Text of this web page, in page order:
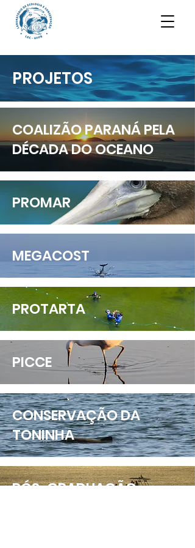
PROJETOS
COALIZÃO PARANÁ PELA
DÉCADA DO OCEANO
PROMAR
MEGACOST
PROTARTA
PICCE
CONSERVAÇÃO DA
TONINHA
PÓS-GRADUAÇÃO